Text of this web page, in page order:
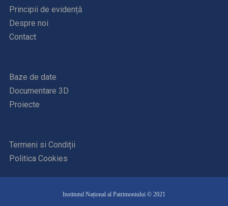
Principii de evidență
Despre noi
Contact
Baze de date
Documentare 3D
Proiecte
Termeni si Condiții
Politica Cookies
Institutul Național al Patrimoniului © 2021